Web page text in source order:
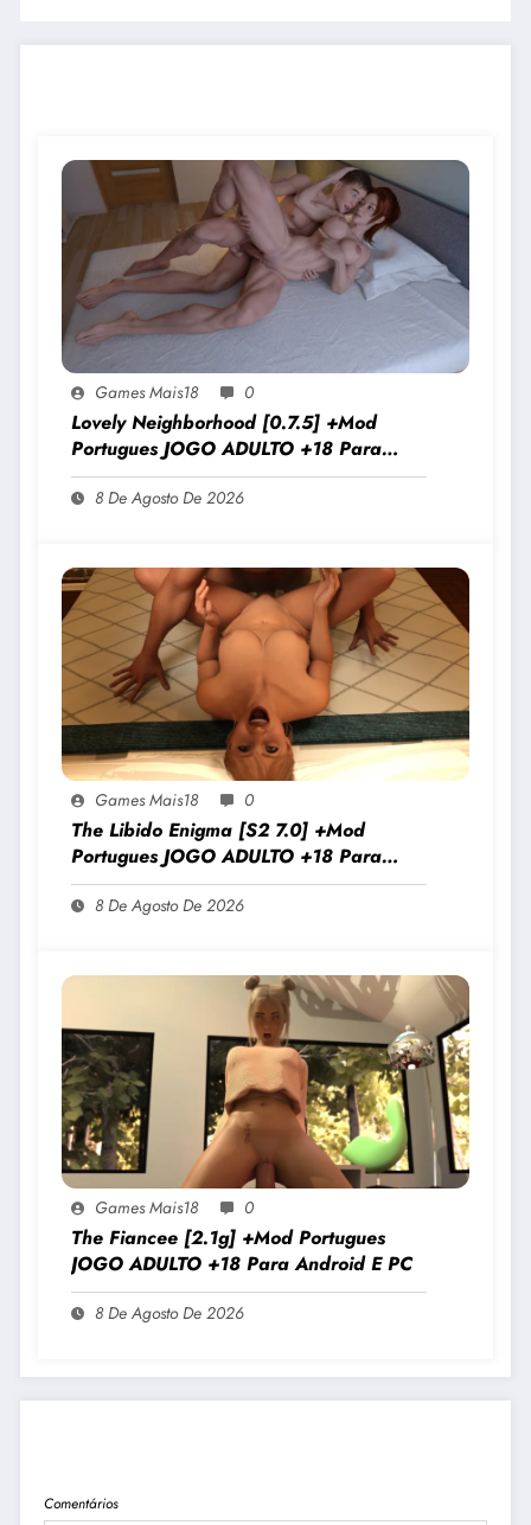
Games Mais18 0
Lovely Neighborhood [0.7.5] +Mod
Portugues JOGO ADULTO +18 Para
Android E PC
8 De Agosto De 2026
Games Mais18 0
The Libido Enigma [S2 7.0] +Mod
Portugues JOGO ADULTO +18 Para
Android E PC
8 De Agosto De 2026
Games Mais18 0
The Fiancee [2.1g] +Mod Portugues
JOGO ADULTO +18 Para Android E PC
8 De Agosto De 2026
Comentários